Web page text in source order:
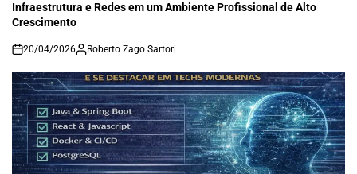
Infraestrutura e Redes em um Ambiente Profissional de Alto
Crescimento
on
20/04/2026 Roberto Zago Sartori